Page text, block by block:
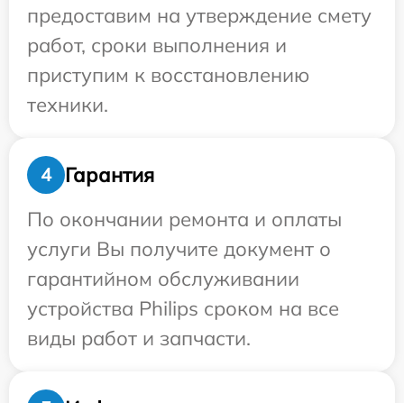
предоставим на утверждение смету
работ, сроки выполнения и
приступим к восстановлению
техники.
4
Гарантия
По окончании ремонта и оплаты
услуги Вы получите документ о
гарантийном обслуживании
устройства Philips сроком на все
виды работ и запчасти.